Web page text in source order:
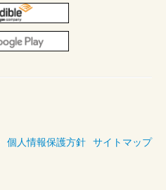
個人情報保護方針 サイトマップ